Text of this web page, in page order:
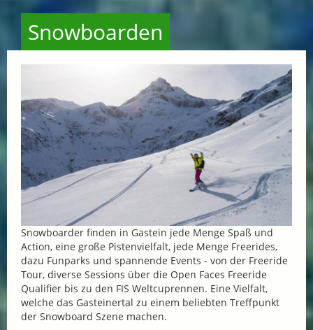
Snowboarden
Snowboarder finden in Gastein jede Menge Spaß und
Action, eine große Pistenvielfalt, jede Menge Freerides,
dazu Funparks und spannende Events - von der Freeride
Tour, diverse Sessions über die Open Faces Freeride
Qualifier bis zu den FIS Weltcuprennen. Eine Vielfalt,
welche das Gasteinertal zu einem beliebten Treffpunkt
der Snowboard Szene machen.